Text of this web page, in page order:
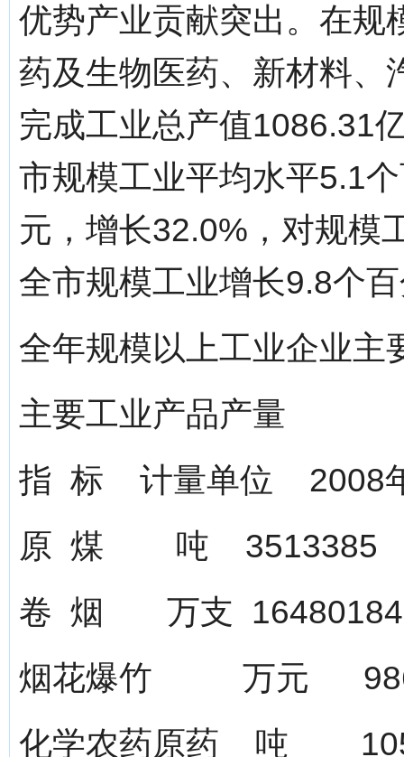
优势产业贡献突出。在规
药及生物医药、新材料、
完成工业总产值1086.31
市规模工业平均水平5.1
元，增长32.0%，对规模
全市规模工业增长9.8个
全年规模以上工业企业主
主要工业产品产量
指 标 计量单位 2008
原 煤 吨
卷 烟 万支
烟花爆竹 万元
化学农药原药 吨